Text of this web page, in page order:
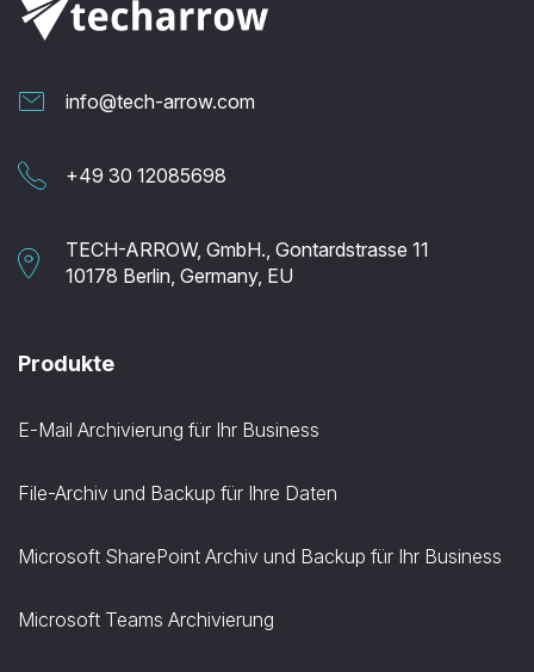
info@tech-arrow.com
+49 30 12085698
TECH-ARROW, GmbH., Gontardstrasse 11
10178 Berlin, Germany, EU
Produkte
E-Mail Archivierung für Ihr Business
File-Archiv und Backup für Ihre Daten
Microsoft SharePoint Archiv und Backup für Ihr Business
Microsoft Teams Archivierung